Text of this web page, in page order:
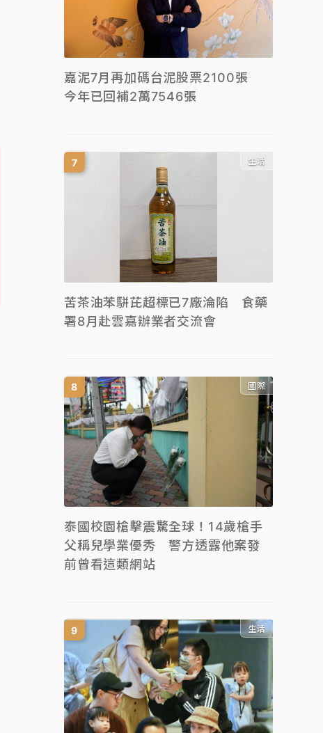
嘉泥7月再加碼台泥股票2100張
今年已回補2萬7546張
生活
苦茶油苯駢芘超標已7廠淪陷 食藥
署8月赴雲嘉辦業者交流會
國際
泰國校園槍擊震驚全球！14歲槍手
父稱兒學業優秀 警方透露他案發
前曾看這類網站
生活